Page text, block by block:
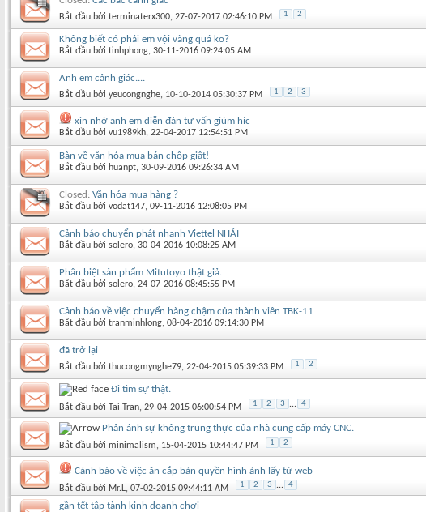
Bắt đầu bởi terminaterx300‎, 27-07-2017 02:46:10 PM 1 2
Không biết có phải em vội vàng quá ko?
Bắt đầu bởi tinhphong‎, 30-11-2016 09:24:05 AM
Anh em cảnh giác....
Bắt đầu bởi yeucongnghe‎, 10-10-2014 05:30:37 PM 1 2 3
xin nhờ anh em diễn đàn tư vấn giùm híc
Bắt đầu bởi vu1989kh‎, 22-04-2017 12:54:51 PM
Bàn về văn hóa mua bán chộp giật!
Bắt đầu bởi huanpt‎, 30-09-2016 09:26:34 AM
Closed: Văn hóa mua hàng ?
Bắt đầu bởi vodat147‎, 09-11-2016 12:08:05 PM
Cảnh báo chuyển phát nhanh Viettel NHÁI
Bắt đầu bởi solero‎, 30-04-2016 10:08:25 AM
Phân biệt sản phẩm Mitutoyo thật giả.
Bắt đầu bởi solero‎, 24-07-2016 08:45:55 PM
Cảnh báo về việc chuyển hàng chậm của thành viên TBK-11
Bắt đầu bởi tranminhlong‎, 08-04-2016 09:14:30 PM
đã trở lại
Bắt đầu bởi thucongmynghe79‎, 22-04-2015 05:39:33 PM 1 2
Đi tìm sự thật.
Bắt đầu bởi Tai Tran‎, 29-04-2015 06:00:54 PM 1 2 3 ... 4
Phản ánh sự không trung thực của nhà cung cấp máy CNC.
Bắt đầu bởi minimalism‎, 15-04-2015 10:44:47 PM 1 2
Cảnh báo về việc ăn cắp bản quyền hình ảnh lấy từ web
Bắt đầu bởi Mr.L‎, 07-02-2015 09:44:11 AM 1 2 3 ... 4
gần tết tập tành kinh doanh chơi